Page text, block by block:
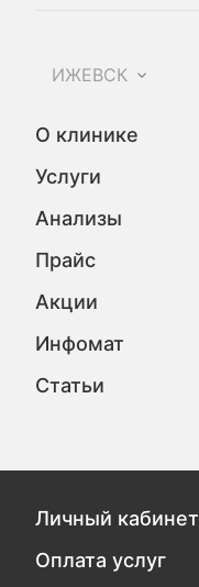
ИЖЕВСК
О клинике
Услуги
Анализы
Прайс
Акции
Инфомат
Статьи
Личный кабинет
Оплата услуг